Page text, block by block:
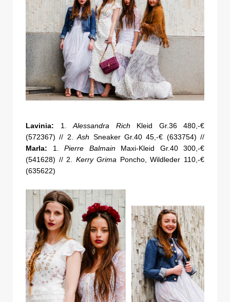
Lavinia: 1.Alessandra Rich Kleid Gr.36 480,-€
(572367) // 2.Ash Sneaker Gr.40 45,-€ (633754) //
Marla: 1. Pierre BalmainMaxi-Kleid Gr.40 300,-€
(541628) // 2. Kerry Grima Poncho, Wildleder 110,-€
(635622)